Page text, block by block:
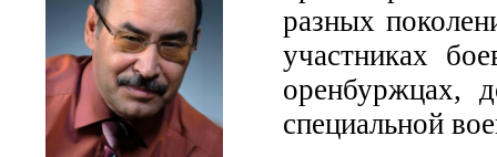
разных
участниках
оренбуржцах,
специальной